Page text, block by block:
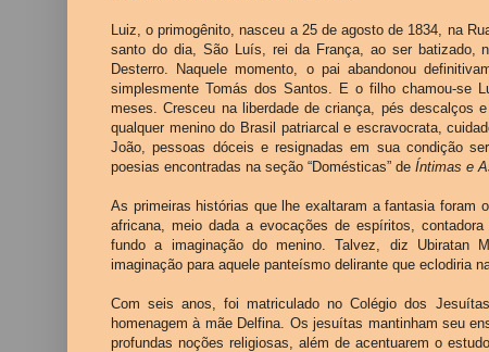
Luiz, o primogênito, nasceu a 25 de agosto de 1834, na
santo do dia, São Luís, rei da França, ao ser batizado,
Desterro. Naquele momento, o pai abandonou
simplesmente Tomás dos Santos. E o filho chamou-se
meses. Cresceu na liberdade de criança, pés descalços
qualquer menino do Brasil patriarcal e escravocrata,
João, pessoas dóceis e resignadas em sua condição
poesias encontradas na seção “Domésticas” de Íntimas e
As primeiras histórias que lhe exaltaram a fantasia foram
africana, meio dada a evocações de espíritos,
fundo a imaginação do menino. Talvez, diz Ubiratan
imaginação para aquele panteísmo delirante que eclodiria
Com seis anos, foi matriculado no Colégio dos
homenagem à mãe Delfina. Os jesuítas mantinham seu
profundas noções religiosas, além de acentuarem o